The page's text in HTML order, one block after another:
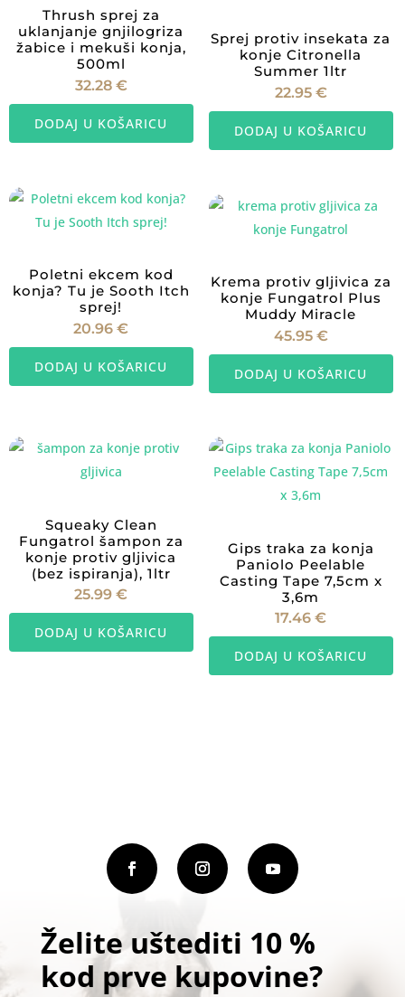
Thrush sprej za
uklanjanje gnjilogriza
žabice i mekuši konja,
500ml
32.28 €
DODAJ U KOŠARICU
Sprej protiv insekata za
konje Citronella
Summer 1ltr
22.95 €
DODAJ U KOŠARICU
Poletni ekcem kod
konja? Tu je Sooth Itch
sprej!
20.96€
DODAJ U KOŠARICU
Krema protiv gljivica za
konje Fungatrol Plus
Muddy Miracle
45.95 €
DODAJ U KOŠARICU
Squeaky Clean
Fungatrol šampon za
konje protiv gljivica
(bez ispiranja), 1ltr
25.99€
DODAJ U KOŠARICU
Gips traka za konja
Paniolo Peelable
Casting Tape 7,5cm x
3,6m
17.46€
DODAJ U KOŠARICU
Želite uštediti 10 %
kod prve kupovine?